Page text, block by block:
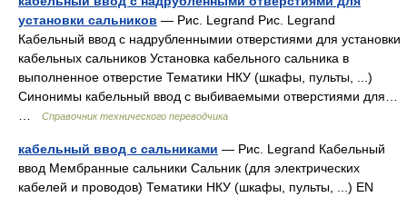
установки сальников — Рис. Legrand Рис. Legrand
Кабельный ввод с надрубленнымии отверстиями для установки
кабельных сальников Установка кабельного сальника в
выполненное отверстие Тематики НКУ (шкафы, пульты, ...)
Синонимы кабельный ввод с выбиваемыми отверстиями для…
Справочник технического переводчика
кабельный ввод с сальниками — Рис. Legrand Кабельный
ввод Мембранные сальники Сальник (для электрических
кабелей и проводов) Тематики НКУ (шкафы, пульты, ...) EN